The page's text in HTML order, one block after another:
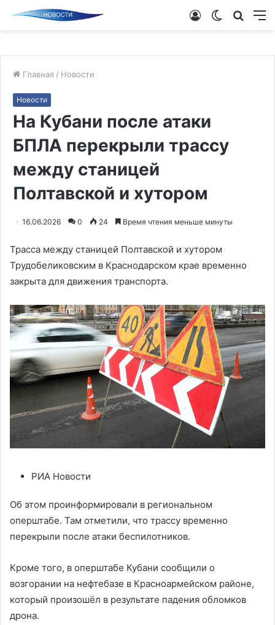
Поиск
Switch
Войти
Главная / Новости
Новости
На Кубани после атаки
БПЛА перекрыли трассу
между станицей
Полтавской и хутором
16.06.2026 0 24 Время чтения меньше минуты
Трасса между станицей Полтавской и хутором
Трудобеликовским в Краснодарском крае временно
закрыта для движения транспорта.
РИА Новости
Об этом проинформировали в региональном
оперштабе. Там отметили, что трассу временно
перекрыли после атаки беспилотников.
Кроме того, в оперштабе Кубани сообщили о
возгорании на нефтебазе в Красноармейском районе,
который произошёл в результате падения обломков
дрона.